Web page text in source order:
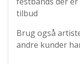
tilbud
Brug også
andre kunder